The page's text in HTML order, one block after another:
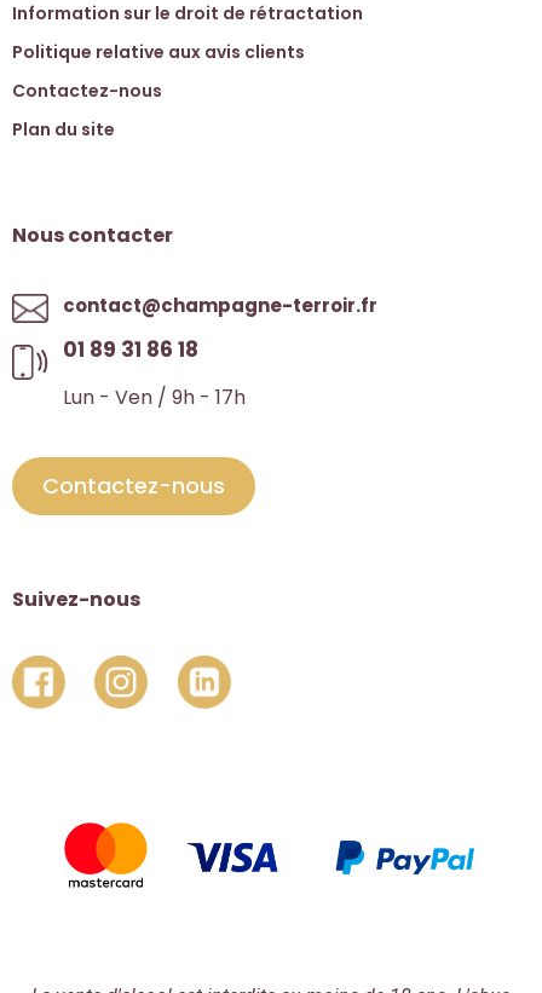
Information sur le droit de rétractation
Politique relative aux avis clients
Contactez-nous
Plan du site
Nous contacter
contact@champagne-terroir.fr
01 89 31 86 18
Lun - Ven / 9h - 17h
Contactez-nous
Suivez-nous